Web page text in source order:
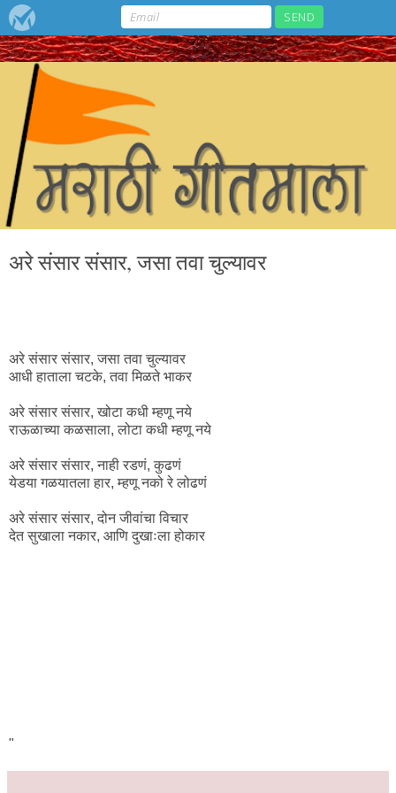
अरे संसार संसार, जसा तवा चुल्यावर
अरे संसार संसार, जसा तवा चुल्यावर
आधी हाताला चटके, तवा मिळते भाकर
अरे संसार संसार, खोटा कधी म्हणू नये
राऊळाच्या कळसाला, लोटा कधी म्हणू नये
अरे संसार संसार, नाही रडणं, कुढणं
येडया गळयातला हार, म्हणू नको रे लोढणं
अरे संसार संसार, दोन जीवांचा विचार
देत सुखाला नकार, आणि दुखाःला होकार
"